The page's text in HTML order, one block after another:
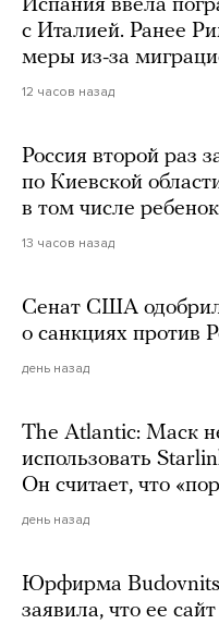
Испания ввела
с Италией. Ранее
меры из-за
12 часов назад
Россия второй раз
по Киевской
в том числе ребенок
13 часов назад
Сенат США
о санкциях против
день назад
The Atlantic: Маск
использовать
Он считает, что
день назад
Юрфирма Budovnits
заявила, что ее